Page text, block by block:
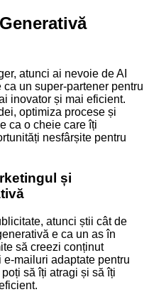
atunci ai nevoie de AI
un super-partener pentru
inovator și mai eficient.
optimiza procese și
ca o cheie care îți
nesfârșite pentru
și
atunci știi cât de
e ca un as în
să creezi conținut
mailuri adaptate pentru
să îți atragi și să îți